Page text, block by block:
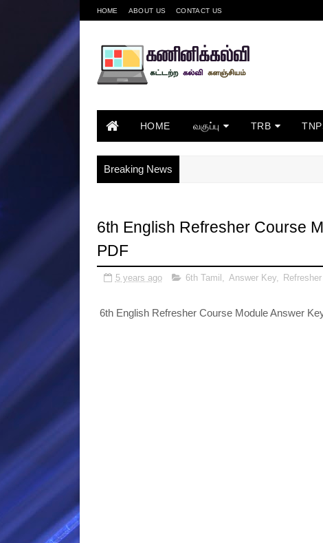
HOME ABOUT US CONTACT US
HOME வகுப்பு TRB
Breaking News
6th English Refresher Course
PDF
5 years ago 6th Tamil , Answer Key,
6th English Refresher Course Module Answer